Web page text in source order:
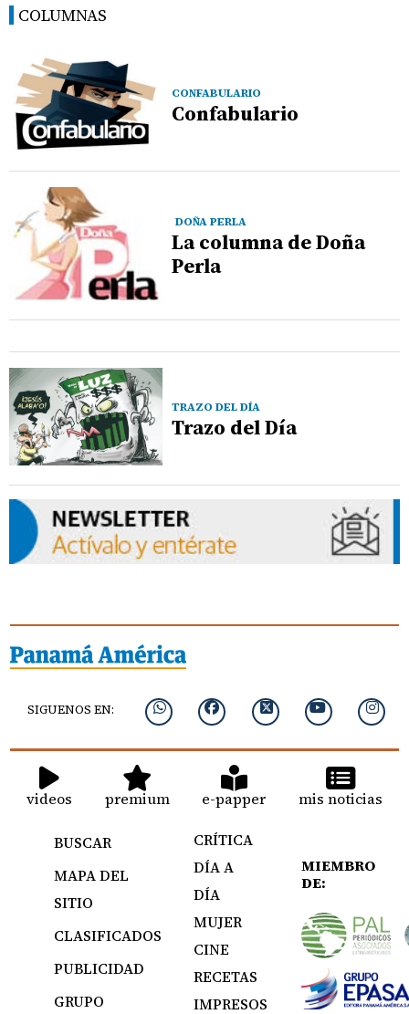
COLUMNAS
CONFABULARIO
Confabulario
DOÑA PERLA
La columna de Doña
Perla
TRAZO DEL DÍA
Trazo del Día
SIGUENOS EN:
videos premium e-papper mis noticias
BUSCAR
MAPA DEL
SITIO
CLASIFICADOS
PUBLICIDAD
GRUPO
CRÍTICA
DÍA A
DÍA
MUJER
CINE
RECETAS
IMPRESOS
MIEMBRO
DE: